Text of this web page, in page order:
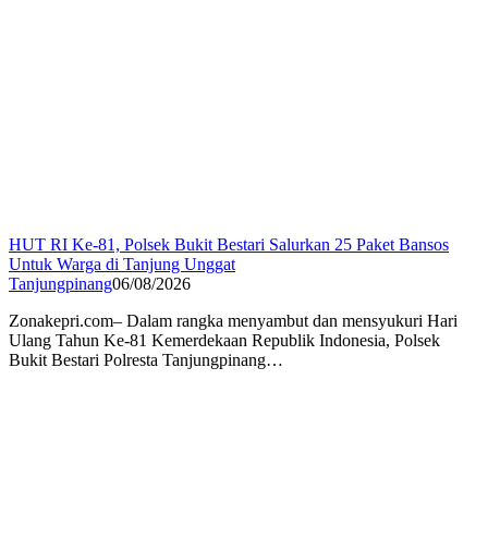
HUT RI Ke-81, Polsek Bukit Bestari Salurkan 25 Paket Bansos
Untuk Warga di Tanjung Unggat
Tanjungpinang06/08/2026
Zonakepri.com– Dalam rangka menyambut dan mensyukuri Hari
Ulang Tahun Ke-81 Kemerdekaan Republik Indonesia, Polsek
Bukit Bestari Polresta Tanjungpinang…